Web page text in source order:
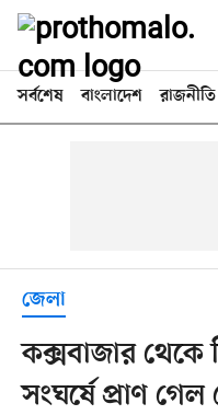
সর্বশেষ বাংলাদেশ রাজনীতি
জেলা
কক্সবাজার থেকে
সংঘর্ষে প্রাণ